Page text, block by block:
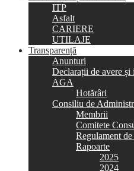
ITP
Asfalt
CARIERE
UTILAJE
Transparență
Anunturi
Declarații de avere și
AGA
Hotărâri
Consiliu de
Membrii
Comitete
Regulament
Rapoarte
2025
2024